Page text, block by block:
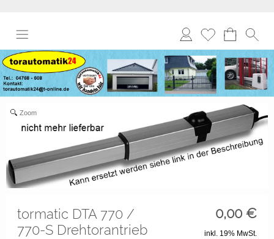
Anmelden
Merkliste
Zoom
0,00 €
tormatic DTA 770 /
770-S Drehtorantrieb
inkl. 19% MwSt.